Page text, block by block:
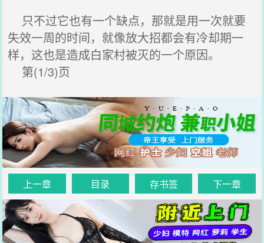
只不过它也有一个缺点，那就是用一次就要
失效一周的时间，就像放大招都会有冷却期一
样，这也是造成白家村被灭的一个原因。
第(1/3)页
上一章 目录 存书签 下一章